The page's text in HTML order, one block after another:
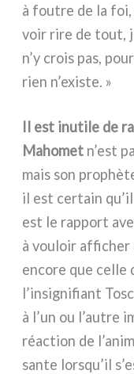
à fou­tre de la
voir rire de tout,
n’y crois pas,
rien n’existe. »
Il est inu­ti­le de
Mahomet n’est
mais son
il est cer­tain
est le rap­port
à vou­loir affi­cher
enco­re que
l’insignifiant
à l’un ou l’autre
réac­tion de
san­te lorsqu’il